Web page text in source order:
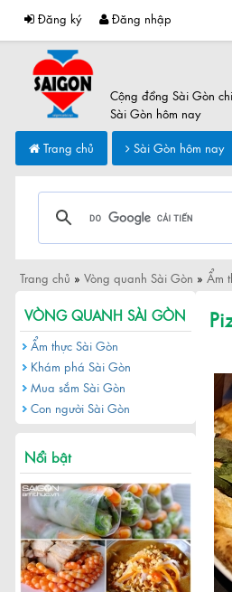
Đăng ký Đăng nhập
Cộng đồng Sài Gòn
Sài Gòn hôm nay
Trang chủ
Sài Gòn hôm nay
Trang chủ » Vòng quanh Sài Gòn » Ẩm
VÒNG QUANH SÀI GÒN
Ẩm thực Sài Gòn
Khám phá Sài Gòn
Mua sắm Sài Gòn
Con người Sài Gòn
Nổi bật
năm quy hoạch